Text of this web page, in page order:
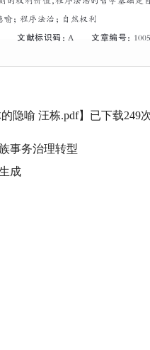
隐喻 汪栋.pdf】已下载249
事务治理转型
成